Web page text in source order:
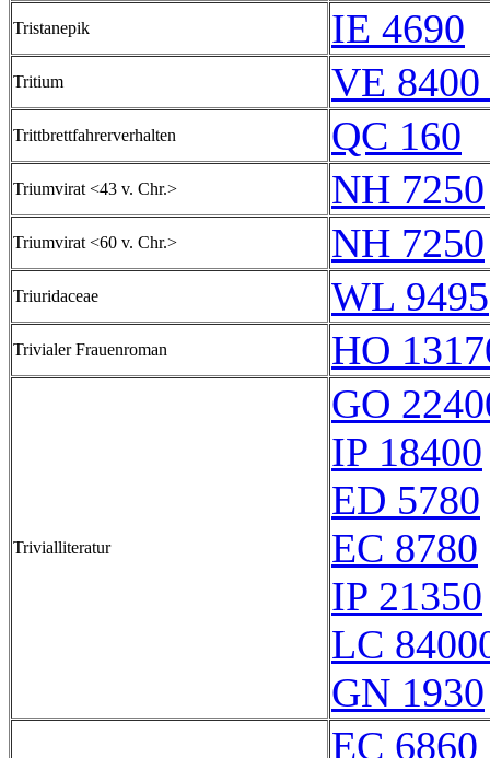
Tristanepik IE 4690
Tritium VE
Trittbrettfahrerverhalten QC 160
Triumvirat <43 v. Chr.> NH 7250
Triumvirat <60 v. Chr.> NH 7250
Triuridaceae WL 9495
Trivialer Frauenroman HO
Trivialliteratur
GO
IP 18400
ED 5780
EC 8780
IP 21350
LC
GN 1930
EC 6860